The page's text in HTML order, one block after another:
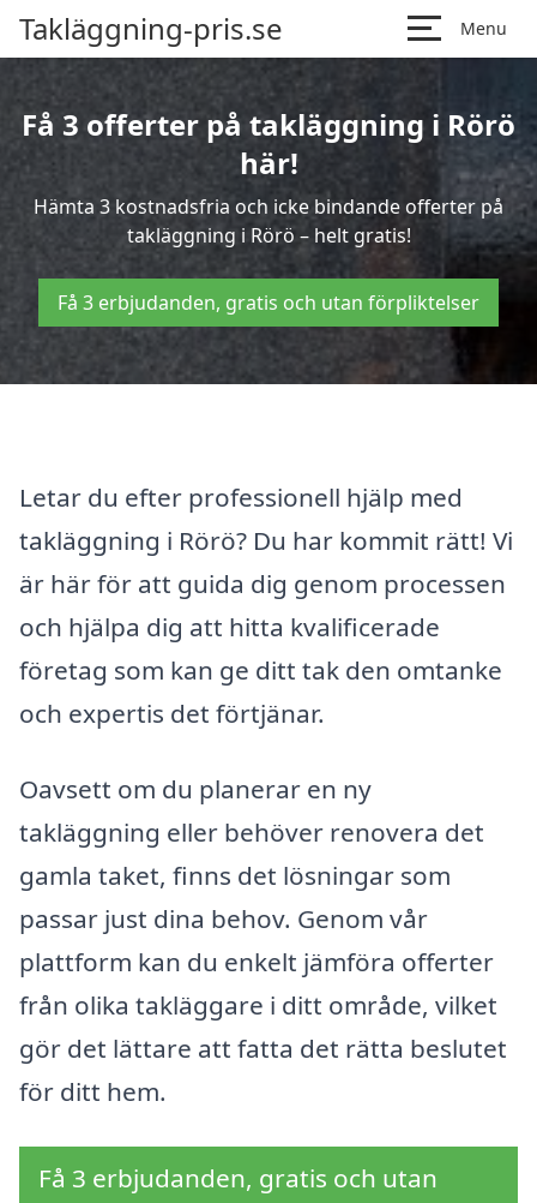
Takläggning-pris.se Menu
Få 3 offerter på takläggning i Rörö
här!
Hämta 3 kostnadsfria och icke bindande offerter på
takläggning i Rörö – helt gratis!
Få 3 erbjudanden, gratis och utan förpliktelser
Letar du efter professionell hjälp med
takläggning i Rörö? Du har kommit rätt! Vi
är här för att guida dig genom processen
och hjälpa dig att hitta kvalificerade
företag som kan ge ditt tak den omtanke
och expertis det förtjänar.
Oavsett om du planerar en ny
takläggning eller behöver renovera det
gamla taket, finns det lösningar som
passar just dina behov. Genom vår
plattform kan du enkelt jämföra offerter
från olika takläggare i ditt område, vilket
gör det lättare att fatta det rätta beslutet
för ditt hem.
Få 3 erbjudanden, gratis och utan